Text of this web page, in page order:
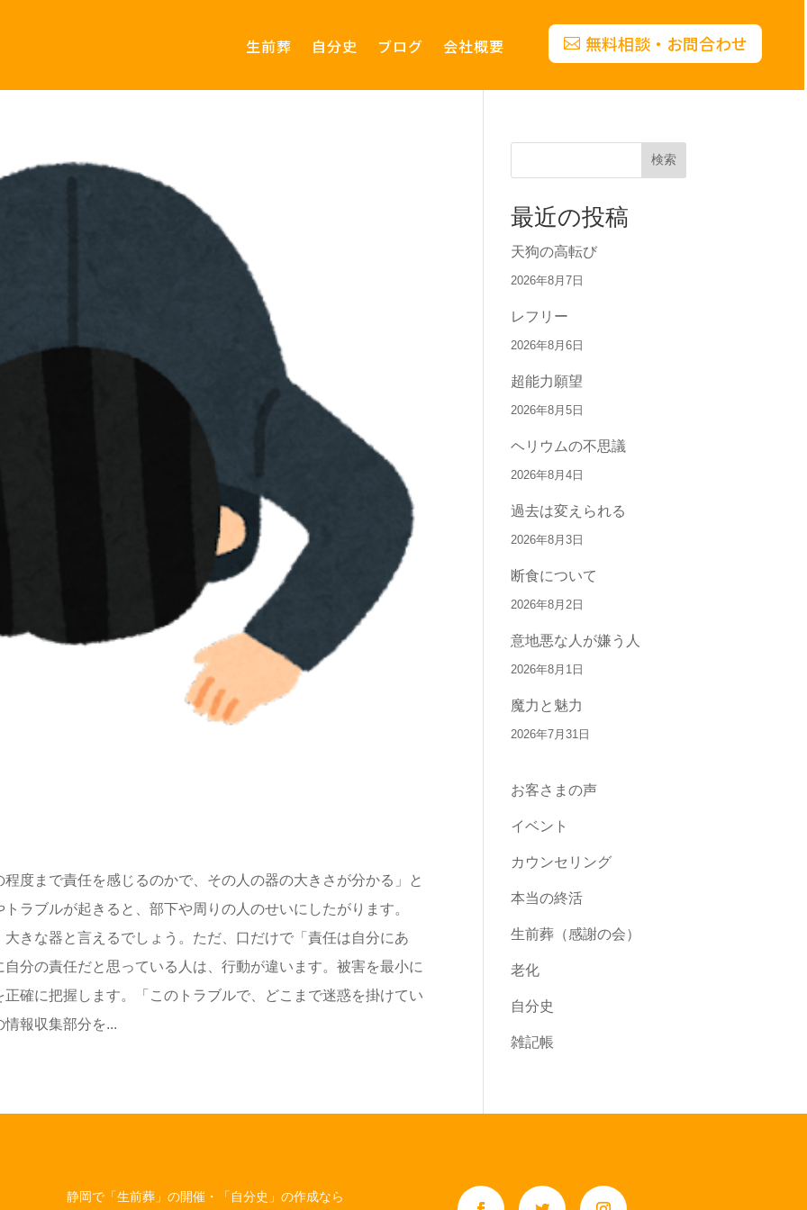
生前葬 自分史 ブログ 会社概要 無料相談・お問合わせ
度まで責任を感じるのかで、その人の器の大きさが分かる」と
ラブルが起きると、部下や周りの人のせいにしたがります。
きな器と言えるでしょう。ただ、口だけで「責任は自分にあ
分の責任だと思っている人は、行動が違います。被害を最小に
確に把握します。「このトラブルで、どこまで迷惑を掛けてい
報収集部分を...
検索
最近の投稿
天狗の高転び
2026年8月7日
レフリー
2026年8月6日
超能力願望
2026年8月5日
ヘリウムの不思議
2026年8月4日
過去は変えられる
2026年8月3日
断食について
2026年8月2日
意地悪な人が嫌う人
2026年8月1日
魔力と魅力
2026年7月31日
お客さまの声
イベント
カウンセリング
本当の終活
生前葬（感謝の会）
老化
自分史
雑記帳
静岡で「生前葬」の開催・「自分史」の作成なら